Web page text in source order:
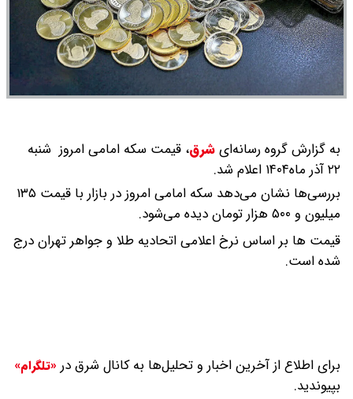
چند ؟ + جدول
به گزارش گروه رسانه‌ایشرق، قیمت سکه امامی امروز شنبه
۲۲ آذر ماه۱۴۰۴ اعلام شد.
بررسی‌ها نشان می‌دهد سکه امامی امروز در بازار با قیمت ۱۳۵
میلیون و ۵۰۰ هزار تومان دیده می‌شود.
قیمت ها بر اساس نرخ اعلامی اتحادیه طلا و جواهر تهران درج
شده است.
برای اطلاع از آخرین اخبار و تحلیل‌ها به کانال شرق در «تلگرام»
بپیوندید.